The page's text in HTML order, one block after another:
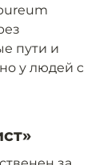
пути и
у людей с